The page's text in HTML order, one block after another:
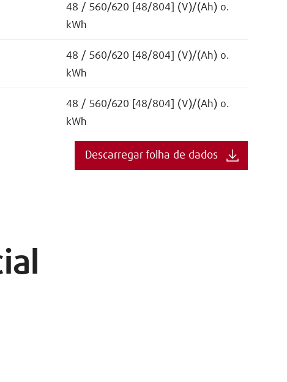
48 / 560/620 [48/804] (V)/(Ah) o.
kWh
48 / 560/620 [48/804] (V)/(Ah) o.
kWh
48 / 560/620 [48/804] (V)/(Ah) o.
kWh
Descarregar folha de dados